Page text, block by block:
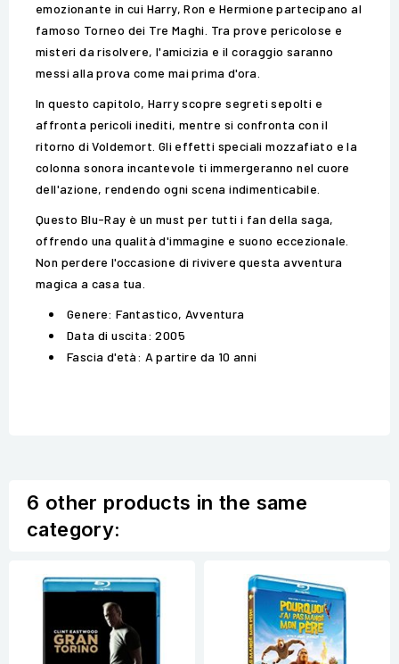
emozionante in cui Harry, Ron e Hermione partecipano al
famoso Torneo dei Tre Maghi. Tra prove pericolose e
misteri da risolvere, l'amicizia e il coraggio saranno
messi alla prova come mai prima d'ora.
In questo capitolo, Harry scopre segreti sepolti e
affronta pericoli inediti, mentre si confronta con il
ritorno di Voldemort. Gli effetti speciali mozzafiato e la
colonna sonora incantevole ti immergeranno nel cuore
dell'azione, rendendo ogni scena indimenticabile.
Questo Blu-Ray è un must per tutti i fan della saga,
offrendo una qualità d'immagine e suono eccezionale.
Non perdere l'occasione di rivivere questa avventura
magica a casa tua.
Genere: Fantastico, Avventura
Data di uscita: 2005
Fascia d'età: A partire da 10 anni
6 other products in the same
category: